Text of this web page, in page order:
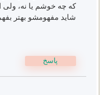
که چه خوشم یا نه، ولی
شاید مفهومشو بهتر
پاسخ